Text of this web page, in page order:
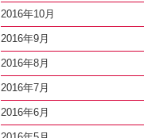
2016年10月
2016年9月
2016年8月
2016年7月
2016年6月